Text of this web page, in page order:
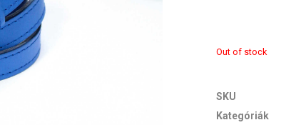
Out of stock
SKU
Kategóriák